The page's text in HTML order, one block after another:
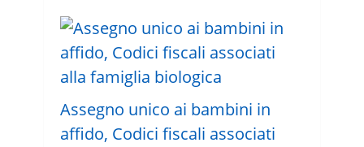
Assegno unico ai bambini in
affido, Codici fiscali associati